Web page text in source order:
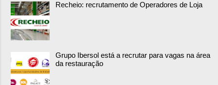
Recheio: recrutamento de Operadores de Loja
Grupo Ibersol está a recrutar para vagas na área
da restauração